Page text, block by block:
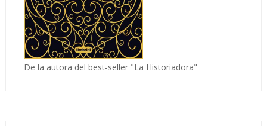
De la autora del best-seller "La Historiadora"